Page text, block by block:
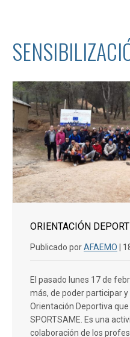
ORIENTACIÓN
Publicado porAFAEMO |
El pasado lunes 17 de
más, de poder participar
Orientación Deportiva
SPORTSAME. Es una
colaboración de los